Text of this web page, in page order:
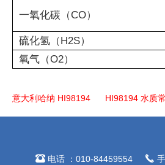
一氧化碳（CO）
硫化氢（H2S）
氧气（O2）
意大利哈纳 HI98194 HI98194 水质
电话 ：010-84459554 